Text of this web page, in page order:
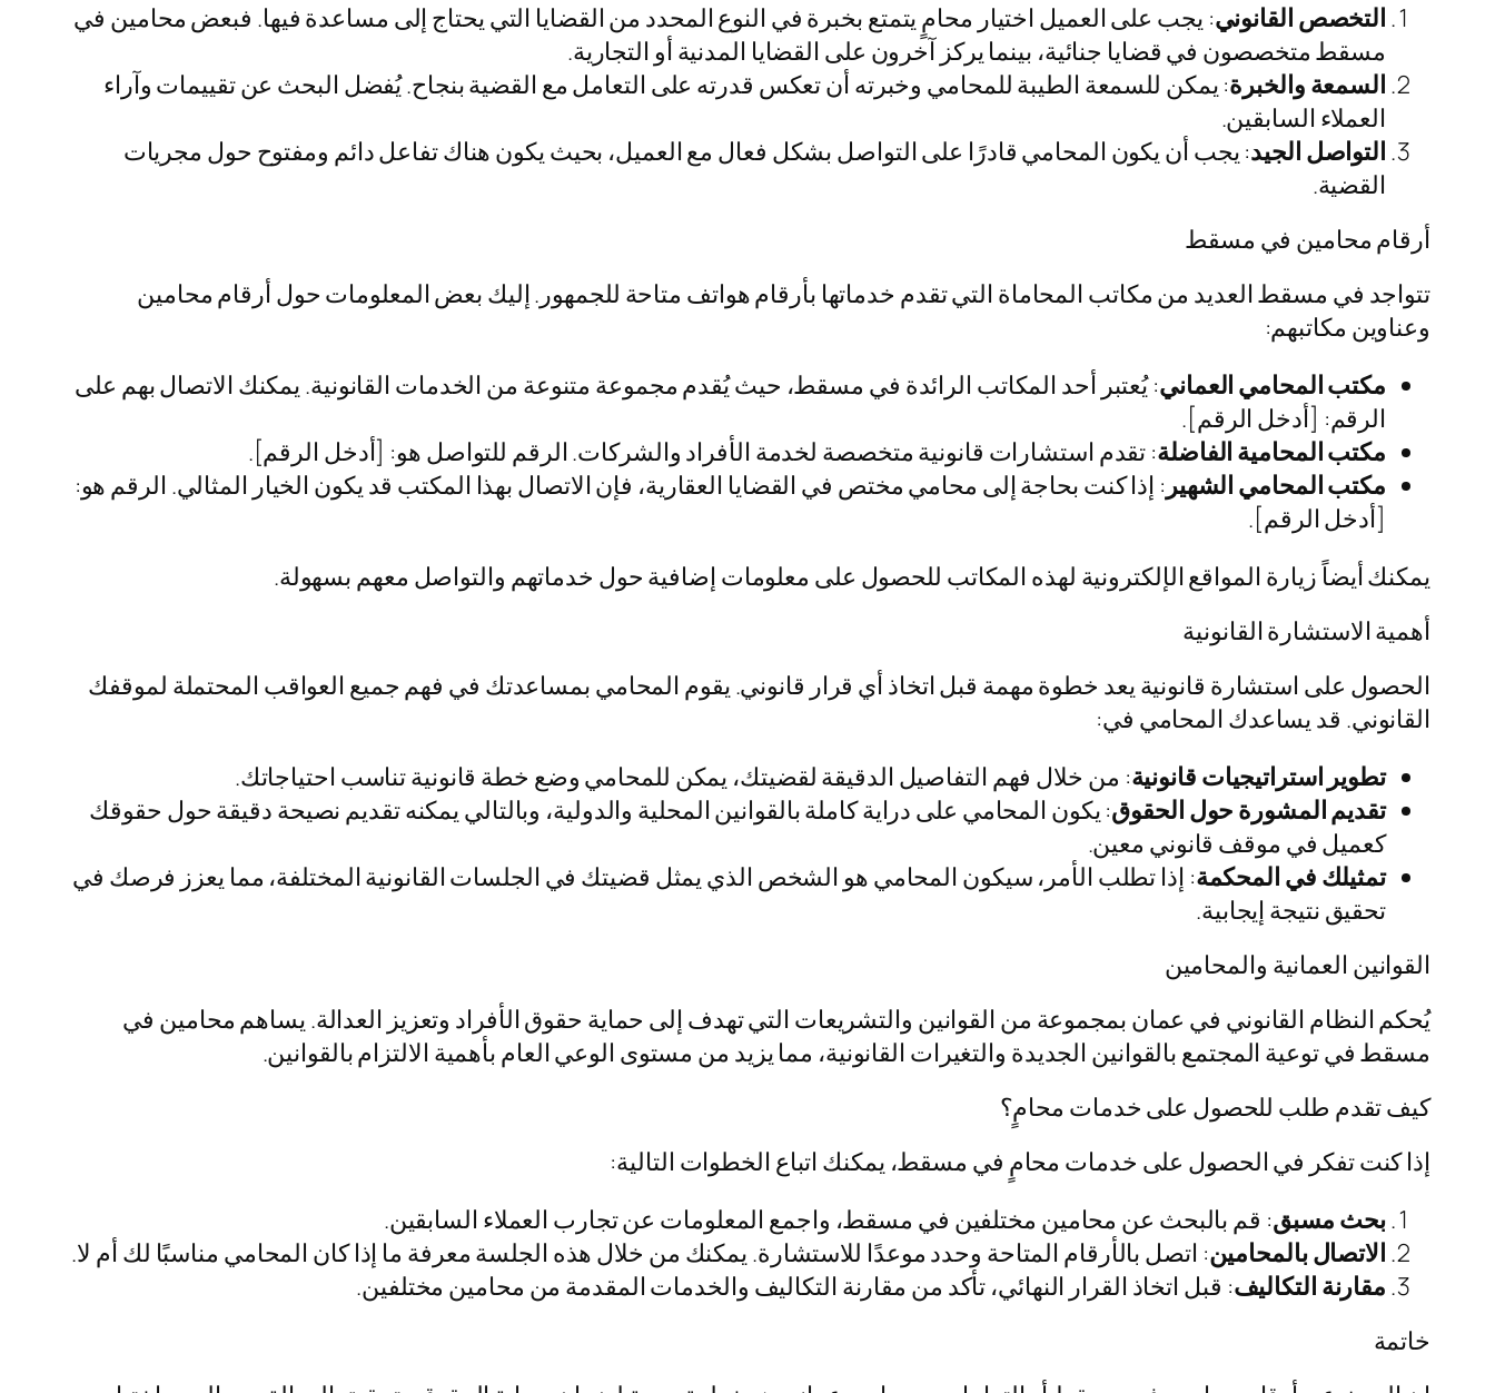
التخصص القانوني: يجب على العميل اختيار محامٍ يتمتع بخبرة في النوع المحدد من القضايا التي يحتاج إلى مساعدة فيها. فبعض محامين في
مسقط متخصصون في قضايا جنائية، بينما يركز آخرون على القضايا المدنية أو التجارية.
السمعة والخبرة: يمكن للسمعة الطيبة للمحامي وخبرته أن تعكس قدرته على التعامل مع القضية بنجاح. يُفضل البحث عن تقييمات وآراء
العملاء السابقين.
التواصل الجيد: يجب أن يكون المحامي قادرًا على التواصل بشكل فعال مع العميل، بحيث يكون هناك تفاعل دائم ومفتوح حول مجريات
القضية.
أرقام محامين في مسقط
تتواجد في مسقط العديد من مكاتب المحاماة التي تقدم خدماتها بأرقام هواتف متاحة للجمهور. إليك بعض المعلومات حول أرقام محامين
وعناوين مكاتبهم:
مكتب المحامي العماني: يُعتبر أحد المكاتب الرائدة في مسقط، حيث يُقدم مجموعة متنوعة من الخدمات القانونية. يمكنك الاتصال بهم على
الرقم: [أدخل الرقم].
مكتب المحامية الفاضلة: تقدم استشارات قانونية متخصصة لخدمة الأفراد والشركات. الرقم للتواصل هو: [أدخل الرقم].
مكتب المحامي الشهير : إذا كنت بحاجة إلى محامي مختص في القضايا العقارية، فإن الاتصال بهذا المكتب قد يكون الخيار المثالي. الرقم هو:
[أدخل الرقم].
يمكنك أيضاً زيارة المواقع الإلكترونية لهذه المكاتب للحصول على معلومات إضافية حول خدماتهم والتواصل معهم بسهولة.
أهمية الاستشارة القانونية
الحصول على استشارة قانونية يعد خطوة مهمة قبل اتخاذ أي قرار قانوني. يقوم المحامي بمساعدتك في فهم جميع العواقب المحتملة لموقفك
القانوني. قد يساعدك المحامي في:
تطوير استراتيجيات قانونية: من خلال فهم التفاصيل الدقيقة لقضيتك، يمكن للمحامي وضع خطة قانونية تناسب احتياجاتك.
تقديم المشورة حول الحقوق: يكون المحامي على دراية كاملة بالقوانين المحلية والدولية، وبالتالي يمكنه تقديم نصيحة دقيقة حول حقوقك
كعميل في موقف قانوني معين.
تمثيلك في المحكمة: إذا تطلب الأمر، سيكون المحامي هو الشخص الذي يمثل قضيتك في الجلسات القانونية المختلفة، مما يعزز فرصك في
تحقيق نتيجة إيجابية.
القوانين العمانية والمحامين
يُحكم النظام القانوني في عمان بمجموعة من القوانين والتشريعات التي تهدف إلى حماية حقوق الأفراد وتعزيز العدالة. يساهم محامين في
مسقط في توعية المجتمع بالقوانين الجديدة والتغيرات القانونية، مما يزيد من مستوى الوعي العام بأهمية الالتزام بالقوانين.
كيف تقدم طلب للحصول على خدمات محامٍ؟
إذا كنت تفكر في الحصول على خدمات محامٍ في مسقط، يمكنك اتباع الخطوات التالية:
بحث مسبق: قم بالبحث عن محامين مختلفين في مسقط، واجمع المعلومات عن تجارب العملاء السابقين.
الاتصال بالمحامين: اتصل بالأرقام المتاحة وحدد موعدًا للاستشارة. يمكنك من خلال هذه الجلسة معرفة ما إذا كان المحامي مناسبًا لك أم لا.
مقارنة التكاليف: قبل اتخاذ القرار النهائي، تأكد من مقارنة التكاليف والخدمات المقدمة من محامين مختلفين.
خاتمة